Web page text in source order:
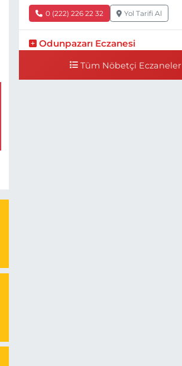
0 (222) 226 22 32 Yol Tarifi Al
Odunpazarı Eczanesi
NO:21 E TIP FAKÜLTESİ KARŞISI
Tüm Nöbetçi Eczaneler